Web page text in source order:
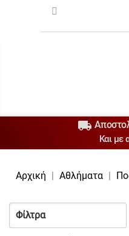

Και με
Αρχική Αθλήματα
Φίλτρα